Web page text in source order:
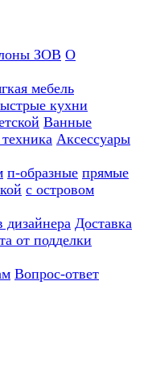
ЗОВ О
мебель
кухни
Ванные
Аксессуары
п-образные прямые
с островом
дизайнера Доставка
от подделки
Вопрос-ответ